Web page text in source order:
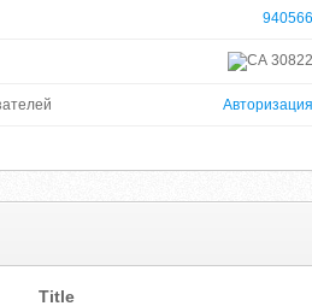
940566
30822
Авторизация
Title